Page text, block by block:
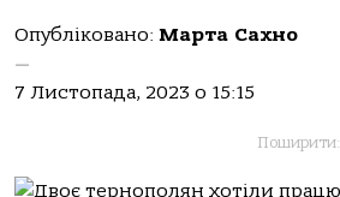
Опубліковано: Марта Сахно
—
7 Листопада, 2023 о 15:15
Поширити: